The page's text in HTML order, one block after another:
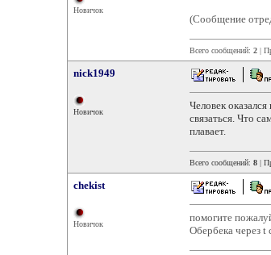
Новичок
(Сообщение
Всего сообщений: 2 |
nick1949
Новичок
Человек
связаться. Что
плавает.
Всего сообщений: 8 |
chekist
Новичок
помогите
Обербека через t